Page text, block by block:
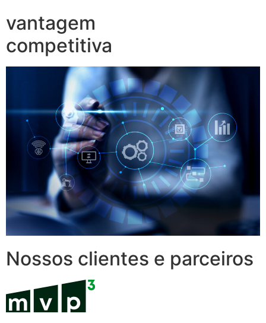
vantagem
competitiva
Nossos clientes e parceiros